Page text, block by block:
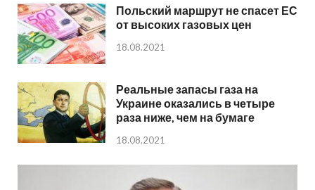
Польский маршрут не спасет ЕС
от высоких газовых цен
18.08.2021
Реальные запасы газа на
Украине оказались в четыре
раза ниже, чем на бумаге
18.08.2021